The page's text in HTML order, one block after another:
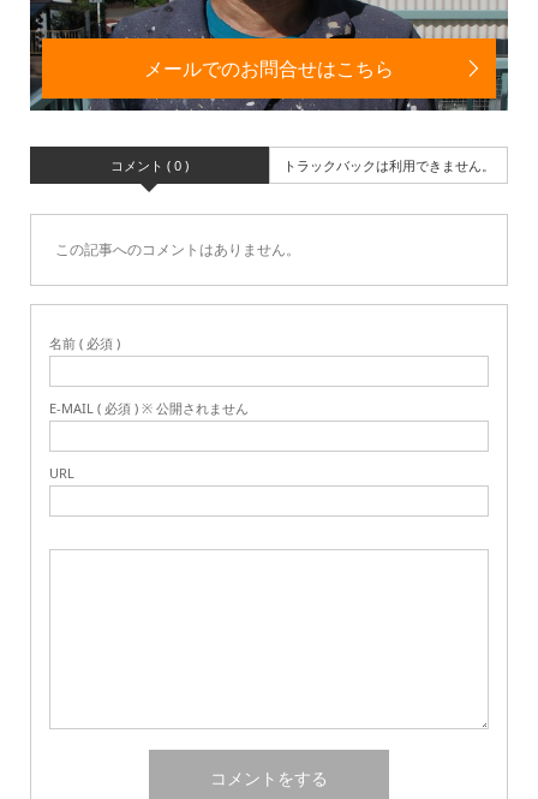
メールでのお問合せはこちら
コメント ( 0 ) トラックバックは利用できません。
この記事へのコメントはありません。
名前 ( 必須 )
E-MAIL ( 必須 ) ※ 公開されません
URL